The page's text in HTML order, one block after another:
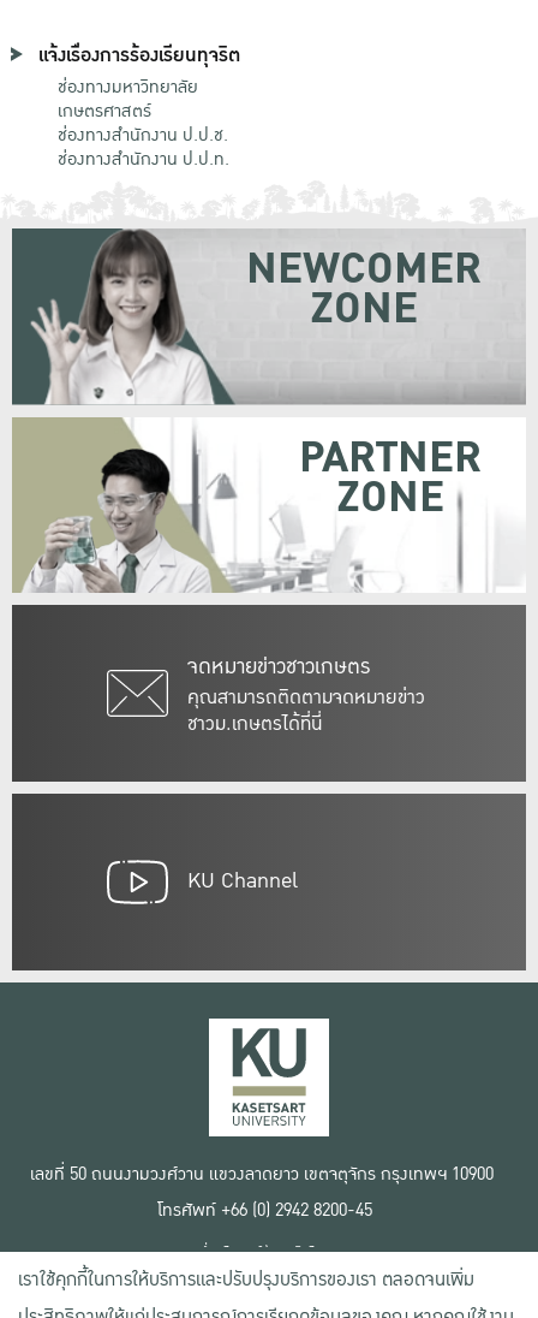
แจ้งเรื่องการร้องเรียนทุจริต
ช่องทางมหาวิทยาลัย
เกษตรศาสตร์
ช่องทางสำนักงาน ป.ป.ช.
ช่องทางสำนักงาน ป.ป.ท.
จดหมายข่าวชาวเกษตร
คุณสามารถติดตามจดหมายข่าว
ชาวม.เกษตรได้ที่นี่
NEWCOMER
ZONE
PARTNER
ZONE
KU Channel
เลขที่ 50 ถนนงามวงศ์วาน แขวงลาดยาว เขตจตุจักร กรุงเทพฯ 10900
โทรศัพท์ +66 (0) 2942 8200-45
เงื่อนไขการใช้งานเว็บไซต์
ข้อตกลงด้านสิทธิ์ใช้งาน
นโยบายความเป็นส่วนตัว
เราใช้คุกกี้ในการให้บริการและปรับปรุงบริการของเรา ตลอดจนเพิ่ม